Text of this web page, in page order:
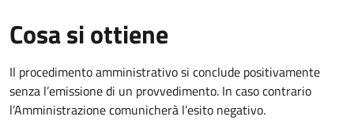
Cosa si ottiene
Il procedimento amministrativo si conclude positivamente
senza l’emissione di un provvedimento. In caso contrario
l’Amministrazione comunicherà l’esito negativo.